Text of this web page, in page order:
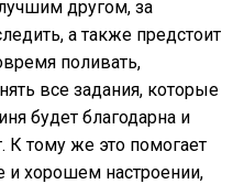
другом, за
а также предстоит
поливать,
все задания, которые
будет благодарна и
К тому же это помогает
и хорошем настроении,